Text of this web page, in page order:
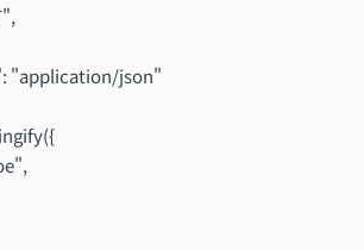
"application/json"